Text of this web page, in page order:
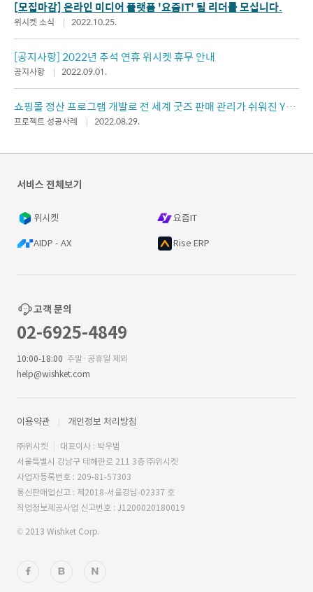
[모집마감] 온라인 미디어 플랫폼 '요즘IT' 팀 리더를 모십니다.
위시켓 소식 2022.10.25.
[공지사항] 2022년 추석 연휴 위시켓 휴무 안내
공지사항 2022.09.01.
쇼핑몰 정산 프로그램 개발로 전 세계 굿즈 판매 관리가 쉬워진 YG
플러스
프로젝트 성공사례 2022.08.29.
서비스 전체보기
위시켓 요즘IT
AIDP - AX Rise ERP
고객 문의
02-6925-4849
10:00-18:00 주말·공휴일 제외
help@wishket.com
이용약관 개인정보 처리방침
㈜위시켓
대표이사 : 박우범
서울특별시 강남구 테헤란로 211 3층 ㈜위시켓
사업자등록번호 : 209-81-57303
통신판매업신고 : 제2018-서울강남-02337 호
직업정보제공사업 신고번호 : J1200020180019
© 2013 Wishket Corp.